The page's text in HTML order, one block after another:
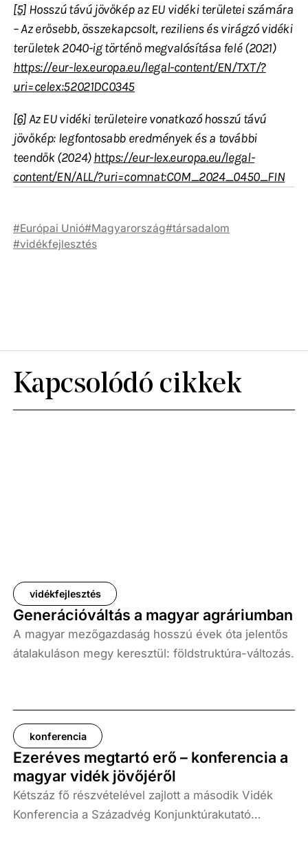
[5]Hosszú távú jövőkép az EU vidéki területei számára
– Az erősebb, összekapcsolt, reziliens és virágzó vidéki
területek 2040-ig történő megvalósítása felé (2021)
https://eur-lex.europa.eu/legal-content/EN/TXT/?
uri=celex:52021DC0345
[6]Az EU vidéki területeire vonatkozó hosszú távú
jövőkép: legfontosabb eredmények és a további
teendők (2024)https://eur-lex.europa.eu/legal-
content/EN/ALL/?uri=comnat:COM_2024_0450_FIN
Európai Unió Magyarország társadalom
vidékfejlesztés
Kapcsolódó cikkek
vidékfejlesztés
Generációváltás a magyar agráriumban
A magyar mezőgazdaság hosszú évek óta jelentős
átalakuláson megy keresztül: földstruktúra-változás,
óta a hazai agrárszektor fokozottan integrálódott az
uniós szabályozásokba, támogatási rendszerekbe
és piaci mechanizmusokba, ugyanakkor a
generációváltás kérdése továbbra is az ágazat
kritikus kihívásai közé tartozik. A birtokméret és a
gazdastruktúra életkor szerinti vizsgálata lehetővé
konferencia
Ezeréves megtartó erő – konferencia a
magyar vidék jövőjéről
Kétszáz fő részvételével zajlott a második Vidék
Konferencia a Századvég Konjunktúrakutató